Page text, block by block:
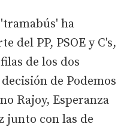
ha
del PP, PSOE y C's,
de los dos
de Podemos
Rajoy, Esperanza
junto con las de